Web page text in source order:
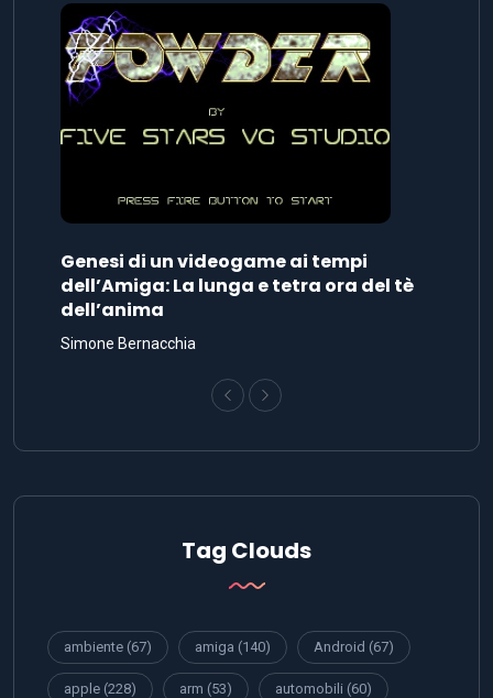
Genesi di un videogame ai tempi
dell’Amiga: La lunga e tetra ora del tè
dell’anima
Simone Bernacchia
Tag Clouds
ambiente (67) amiga (140) Android (67)
apple (228) arm (53) automobili (60)